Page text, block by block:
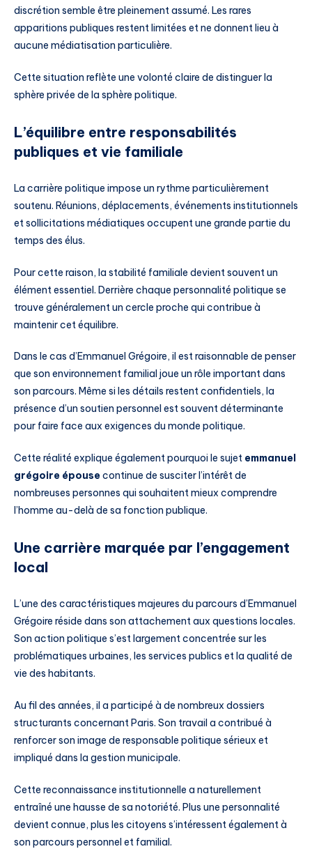
discrétion semble être pleinement assumé. Les rares
apparitions publiques restent limitées et ne donnent lieu à
aucune médiatisation particulière.
Cette situation reflète une volonté claire de distinguer la
sphère privée de la sphère politique.
L’équilibre entre responsabilités
publiques et vie familiale
La carrière politique impose un rythme particulièrement
soutenu. Réunions, déplacements, événements institutionnels
et sollicitations médiatiques occupent une grande partie du
temps des élus.
Pour cette raison, la stabilité familiale devient souvent un
élément essentiel. Derrière chaque personnalité politique se
trouve généralement un cercle proche qui contribue à
maintenir cet équilibre.
Dans le cas d’Emmanuel Grégoire, il est raisonnable de penser
que son environnement familial joue un rôle important dans
son parcours. Même si les détails restent confidentiels, la
présence d’un soutien personnel est souvent déterminante
pour faire face aux exigences du monde politique.
Cette réalité explique également pourquoi le sujet emmanuel
grégoire épousecontinue de susciter l’intérêt de
nombreuses personnes qui souhaitent mieux comprendre
l’homme au-delà de sa fonction publique.
Une carrière marquée par l’engagement
local
L’une des caractéristiques majeures du parcours d’Emmanuel
Grégoire réside dans son attachement aux questions locales.
Son action politique s’est largement concentrée sur les
problématiques urbaines, les services publics et la qualité de
vie des habitants.
Au fil des années, il a participé à de nombreux dossiers
structurants concernant Paris. Son travail a contribué à
renforcer son image de responsable politique sérieux et
impliqué dans la gestion municipale.
Cette reconnaissance institutionnelle a naturellement
entraîné une hausse de sa notoriété. Plus une personnalité
devient connue, plus les citoyens s’intéressent également à
son parcours personnel et familial.